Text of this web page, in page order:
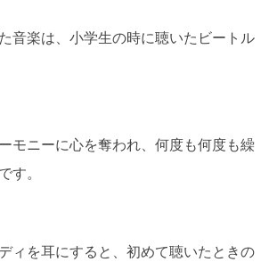
音楽は、小学生の時に聴いたビートル
モニーに心を奪われ、何度も何度も繰
す。
ィを耳にすると、初めて聴いたときの